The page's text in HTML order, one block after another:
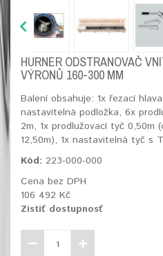
HURNER ODSTRANOVAČ
VÝRONŮ 160-300 MM
Balení obsahuje: 1x řezací
nastavitelná podložka, 6x
2m, 1x prodlužovací tyč 0,50m
12,50m), 1x nastavitelná tyč s
Kód: 223-000-000
Cena bez DPH
106 492 Kč
Zistiť dostupnosť